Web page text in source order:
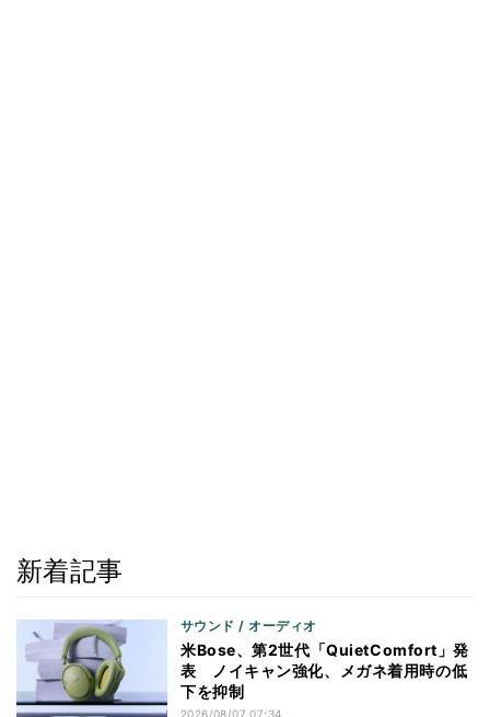
新着記事
サウンド / オーディオ
米Bose、第2世代「QuietComfort」発
表 ノイキャン強化、メガネ着用時の低
下を抑制
2026/08/07 07:34